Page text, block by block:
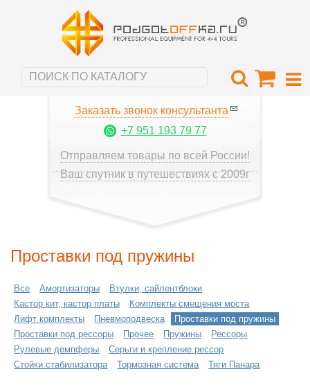
Заказать звонок консультанта
+7 951 193 79 77
Отправляем товары по всей России!
Ваш спутник в путешествиях с 2009г
Проставки под пружины
Все Амортизаторы
Втулки, сайлентблоки
Кастор кит, кастор платы
Комплекты смещения моста
Лифт комплекты
Пневмоподвеска
Проставки под пружины
Проставки под рессоры
Прочее Пружины
Рессоры
Рулевые демпферы
Серьги и крепление рессор
Стойки стабилизатора
Тормозная система Тяги Панара